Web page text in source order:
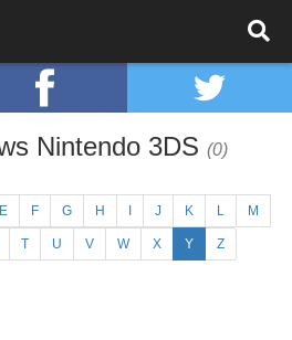
Nintendo 3DS (0)
E F G H J K L M
T U V W X Y Z